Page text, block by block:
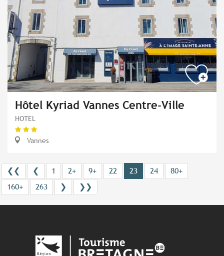
Hôtel Kyriad Vannes Centre-Ville
HOTEL
Vannes
❮❮ ❮ 1 2+ 9+ 22 23 24
80+
160+
263 ❯ ❯❯